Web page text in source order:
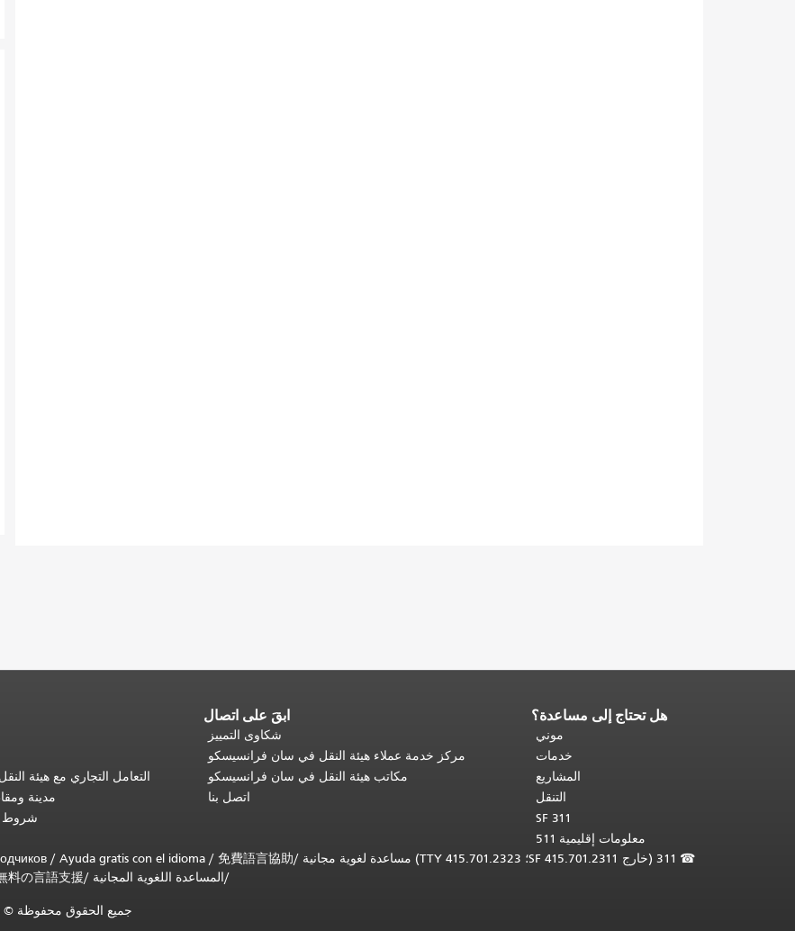
كل
هل تحتاج إلى مساعدة؟
موني
خدمات
المشاريع
التنقل
SF 311
معلومات إقليمية 511
ابقَ على اتصال
شكاوى التمييز
مركز خدمة عملاء هيئة النقل في سان فرانسيسكو
مكاتب هيئة النقل في سان فرانسيسكو
اتصل بنا
التعامل التجاري مع هيئة
مدينة
شروط
☎
免費語言協助
/
Ayuda gratis con el idioma
/
/المساعدة اللغوية المجانية /
料の言語支援
جميع الحقوق محفوظة © 2013-2025 لهيئة النقل البلدية في سان فرانسيسكو (SFMTA).